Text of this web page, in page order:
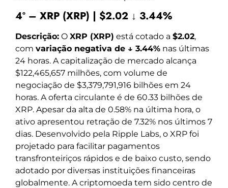
4º – XRP (XRP) | $2.02 ↓ 3.44%
Descrição: O XRP (XRP) está cotado a $2.02,
com variação negativa de ↓ 3.44% nas últimas
24 horas. A capitalização de mercado alcança
$122,465,657 milhões, com volume de
negociação de $3,379,791,916 bilhões em 24
horas. A oferta circulante é de 60.33 bilhões de
XRP. Apesar da alta de 0.58% na última hora, o
ativo apresentou retração de 7.32% nos últimos 7
dias. Desenvolvido pela Ripple Labs, o XRP foi
projetado para facilitar pagamentos
transfronteiriços rápidos e de baixo custo, sendo
adotado por diversas instituições financeiras
globalmente. A criptomoeda tem sido centro de